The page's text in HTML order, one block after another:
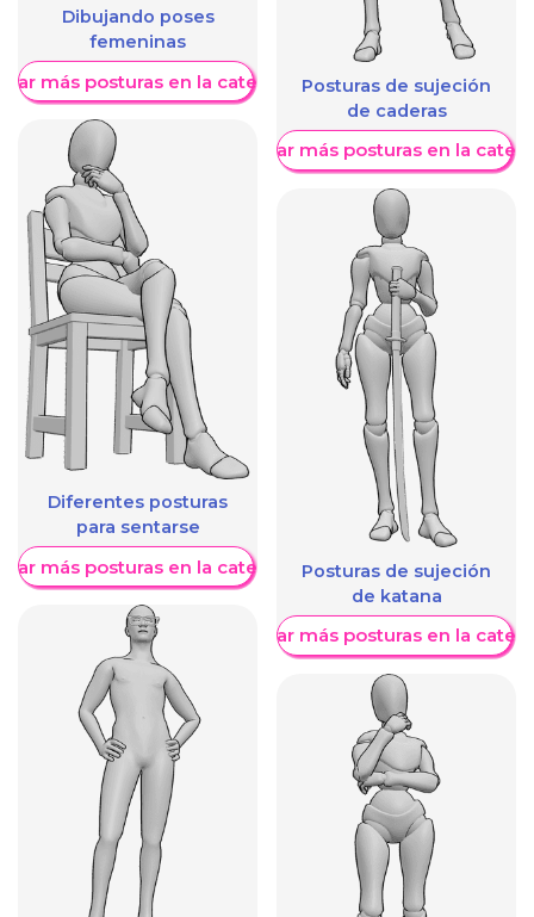
Dibujando poses
femeninas
más posturas en la categoría
Diferentes posturas
para sentarse
más posturas en la categoría
Posturas de sujeción
de caderas
Mostrar más posturas en la
Posturas de sujeción
de katana
Mostrar más posturas en la